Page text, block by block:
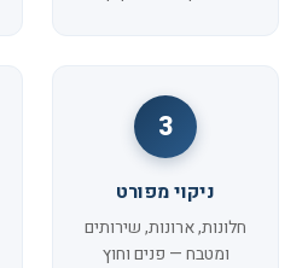
3
ניקוי מפורט
חלונות, ארונות, שירותים
ומטבח — פנים וחוץ